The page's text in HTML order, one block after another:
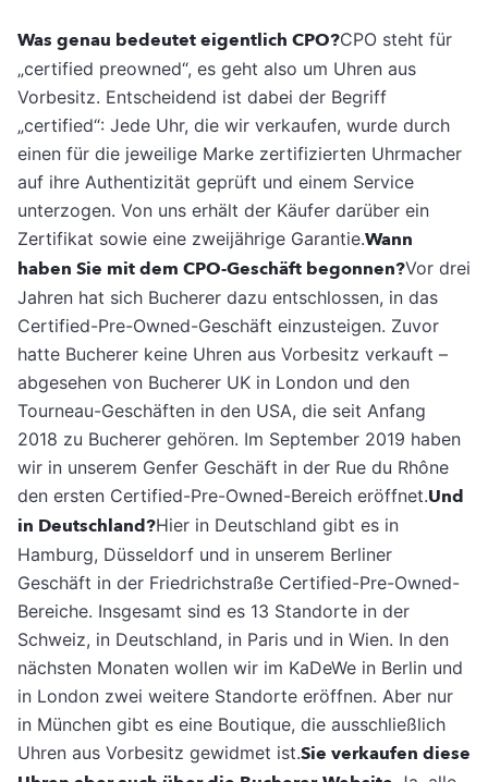
Was genau bedeutet eigentlich CPO?CPO steht für
„certified preowned“, es geht also um Uhren aus
Vorbesitz. Entscheidend ist dabei der Begriff
„certified“: Jede Uhr, die wir verkaufen, wurde durch
einen für die jeweilige Marke zertifizierten Uhrmacher
auf ihre Authentizität geprüft und einem Service
unterzogen. Von uns erhält der Käufer darüber ein
Zertifikat sowie eine zweijährige Garantie.Wann
haben Sie mit dem CPO-Geschäft begonnen?Vor drei
Jahren hat sich Bucherer dazu entschlossen, in das
Certified-Pre-Owned-Geschäft einzusteigen. Zuvor
hatte Bucherer keine Uhren aus Vorbesitz verkauft –
abgesehen von Bucherer UK in London und den
Tourneau-Geschäften in den USA, die seit Anfang
2018 zu Bucherer gehören. Im September 2019 haben
wir in unserem Genfer Geschäft in der Rue du Rhône
den ersten Certified-Pre-Owned-Bereich eröffnet.Und
in Deutschland?Hier in Deutschland gibt es in
Hamburg, Düsseldorf und in unserem Berliner
Geschäft in der Friedrichstraße Certified-Pre-Owned-
Bereiche. Insgesamt sind es 13 Standorte in der
Schweiz, in Deutschland, in Paris und in Wien. In den
nächsten Monaten wollen wir im KaDeWe in Berlin und
in London zwei weitere Standorte eröffnen. Aber nur
in München gibt es eine Boutique, die ausschließlich
Uhren aus Vorbesitz gewidmet ist.Sie verkaufen diese